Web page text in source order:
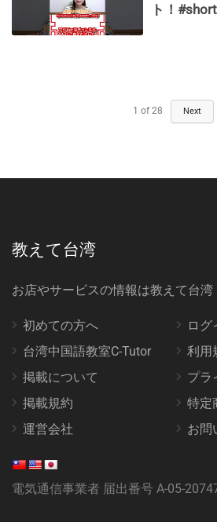
ト！
1 of 28 Next
教えて台湾
お店やサービスの情報は教えて台湾
初めての方へ
台湾中国語教室C-Tutor
掲載について
掲載規約
運営会社
ログ
利用
プラ
特定
お問
電気通信事業者 届出番号 A-05-